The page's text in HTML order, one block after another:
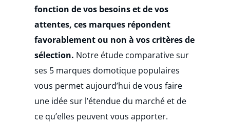
fonction de vos besoins et de vos
attentes, ces marques répondent
favorablement ou non à vos critères de
sélection. Notre étude comparative sur
ses 5 marques domotique populaires
vous permet aujourd’hui de vous faire
une idée sur l’étendue du marché et de
ce qu’elles peuvent vous apporter.